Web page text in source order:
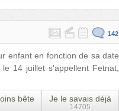
142
enfant en fonction de sa date
14 juillet s'appellent Fetnat,
bête
Je le savais déjà
14705